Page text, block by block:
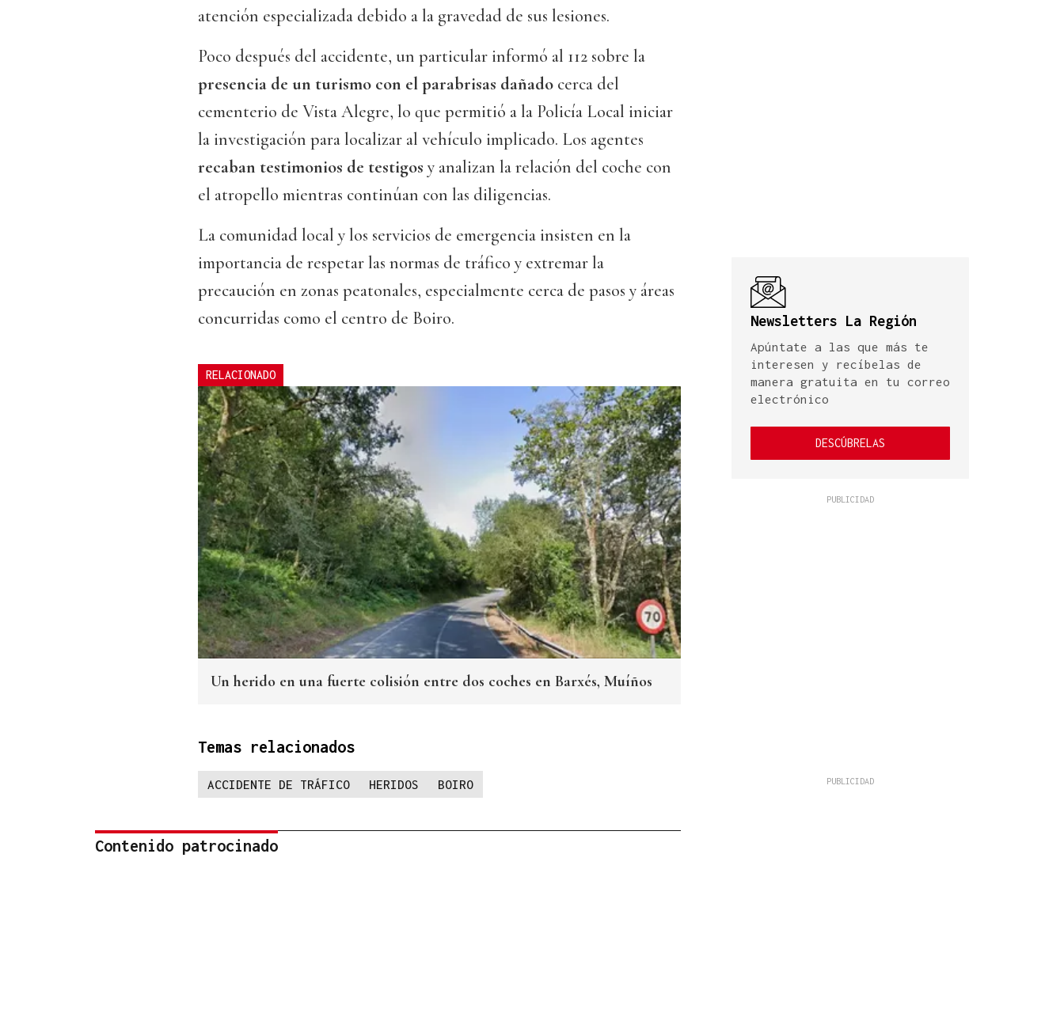
atención especializada debido a la gravedad de sus lesiones.
Poco después del accidente, un particular informó al 112 sobre la
presencia de un turismo con el parabrisas dañado cerca del
cementerio de Vista Alegre, lo que permitió a la Policía Local iniciar
la investigación para localizar al vehículo implicado. Los agentes
recaban testimonios de testigos y analizan la relación del coche con
el atropello mientras continúan con las diligencias.
La comunidad local y los servicios de emergencia insisten en la
importancia de respetar las normas de tráfico y extremar la
precaución en zonas peatonales, especialmente cerca de pasos y áreas
concurridas como el centro de Boiro.
RELACIONADO
Un herido en una fuerte colisión entre dos coches en Barxés, Muíños
Temas relacionados
ACCIDENTE DE TRÁFICO HERIDOS BOIRO
Contenido patrocinado
Newsletters La Región
Apúntate a las que más te
interesen y recíbelas de
manera gratuita en tu correo
electrónico
DESCÚBRELAS